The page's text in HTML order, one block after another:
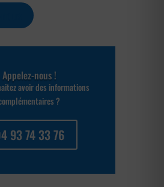
Appelez-nous !
avoir des informations
?
93 74 33 76